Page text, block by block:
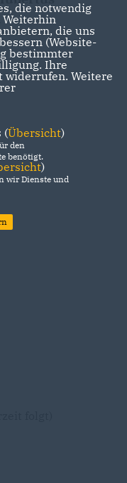
die notwendig
Weiterhin
die uns
(Website-
bestimmter
Ihre
widerrufen. Weitere
(Übersicht)
den
benötigt.
)
wir Dienste und